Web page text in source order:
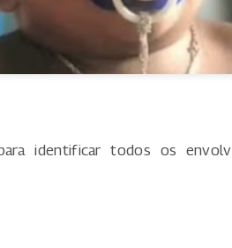
identificar todos os